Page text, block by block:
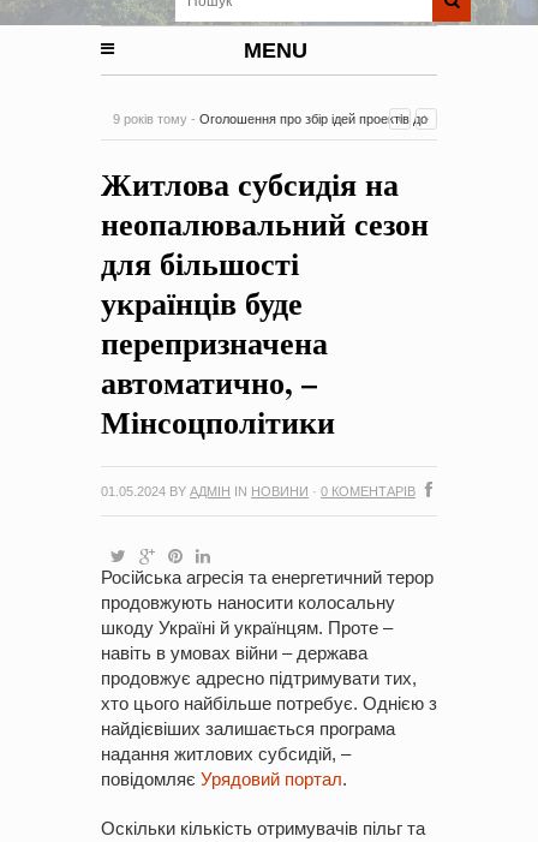
MENU
9 років тому - Оголошення про збір ідей проектів до
на період 2018 – 2020 роки Оголошення про збір ідей
0 Коментарів
Житлова субсидія на
неопалювальний сезон
для більшості
українців буде
перепризначена
автоматично, –
Мінсоцполітики
01.05.2024 BY АДМІН IN НОВИНИ · 0 КОМЕНТАРІВ
Російська агресія та енергетичний терор
продовжують наносити колосальну
шкоду Україні й українцям. Проте –
навіть в умовах війни – держава
продовжує адресно підтримувати тих,
хто цього найбільше потребує. Однією з
найдієвіших залишається програма
надання житлових субсидій, –
повідомляє Урядовий портал.
Оскільки кількість отримувачів пільг та